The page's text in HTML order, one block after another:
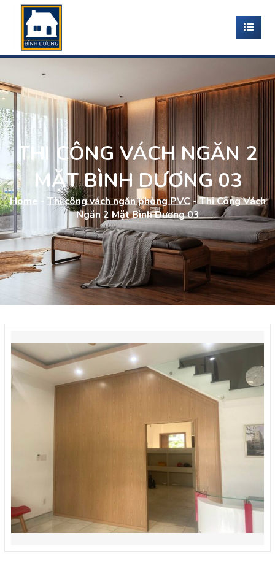
THI CÔNG VÁCH NGĂN 2
MẶT BÌNH DƯƠNG 03
Home - Thi công vách ngăn phòng PVC-Thi Công Vách
Ngăn 2 Mặt Bình Dương 03